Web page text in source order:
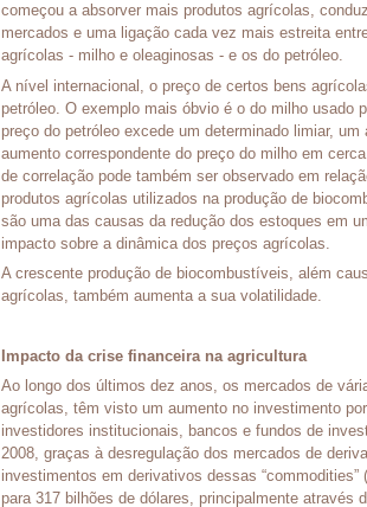
começou a absorver mais produtos agrícolas,
mercados e uma ligação cada vez mais estreita
agrícolas - milho e oleaginosas - e os do petróleo.
A nível internacional, o preço de certos bens
petróleo. O exemplo mais óbvio é o do milho usado
preço do petróleo excede um determinado limiar,
aumento correspondente do preço do milho em
de correlação pode também ser observado em
produtos agrícolas utilizados na produção de
são uma das causas da redução dos estoques em
impacto sobre a dinâmica dos preços agrícolas.
A crescente produção de biocombustíveis, além
agrícolas, também aumenta a sua volatilidade.
Impacto da crise financeira na agricultura
Ao longo dos últimos dez anos, os mercados de
agrícolas, têm visto um aumento no investimento
investidores institucionais, bancos e fundos de
2008, graças à desregulação dos mercados de
investimentos em derivativos dessas
para 317 bilhões de dólares, principalmente